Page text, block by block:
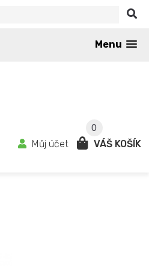
Menu
0
Můj účet VÁŠ KOŠÍK